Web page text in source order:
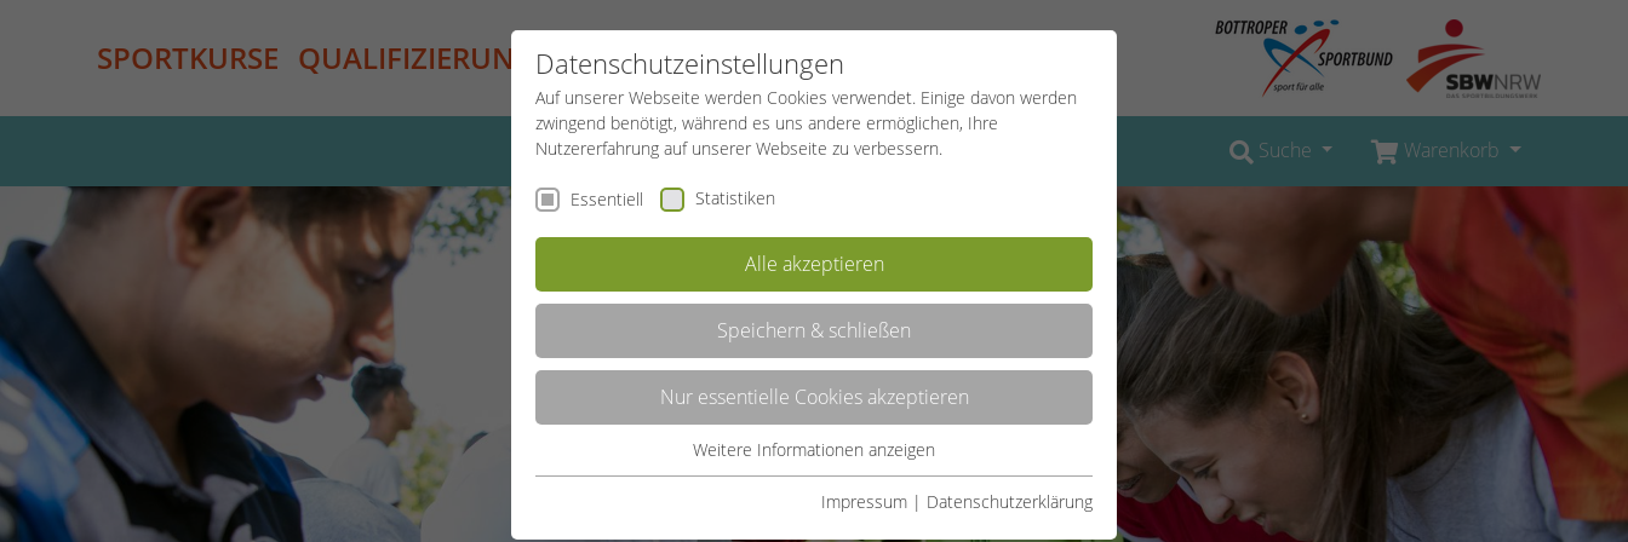
SPORTKURSE QUALIFIZIERUNG PROJEKTE SPORTREISEN
Suche Warenkorb
Datenschutzeinstellungen
Auf unserer Webseite werden Cookies verwendet. Einige davon werden
zwingend benötigt, während es uns andere ermöglichen, Ihre
Nutzererfahrung auf unserer Webseite zu verbessern.
Essentiell Statistiken
Alle akzeptieren
Speichern & schließen
Nur essentielle Cookies akzeptieren
Essentielle Cookies werden für grundlegende Funktionen der
Weitere Informationen anzeigen
Impressum | Datenschutzerklärung